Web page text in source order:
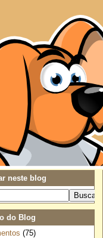
neste blog
do Blog
(75)